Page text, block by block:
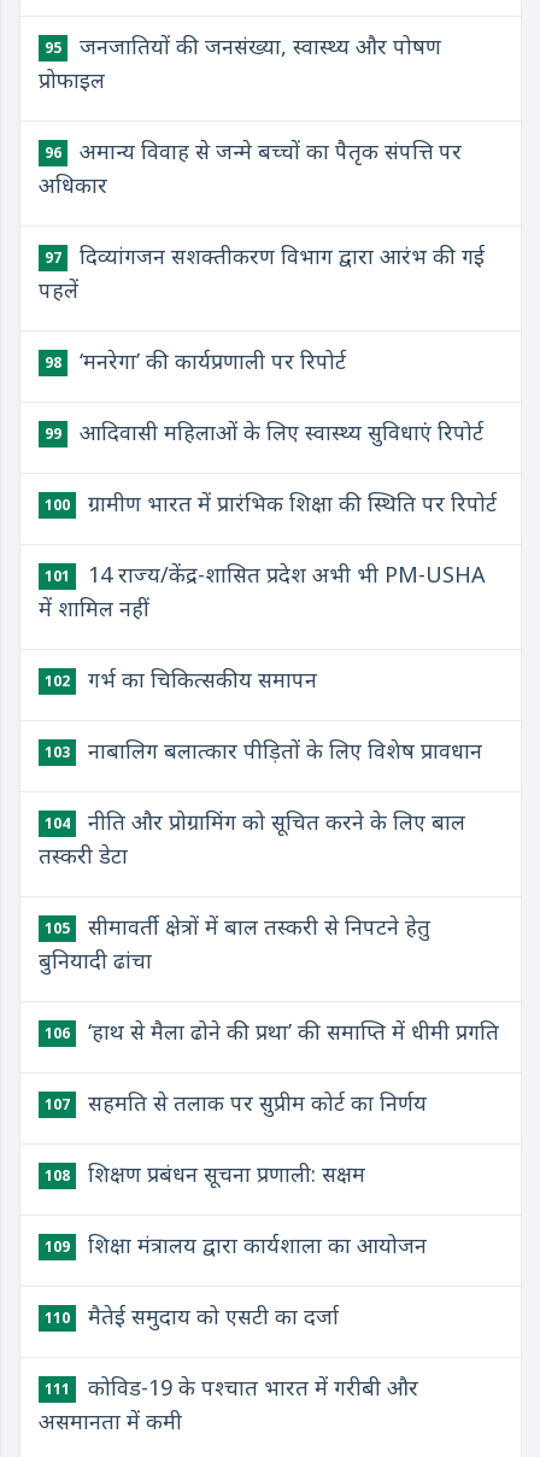
95
जनजातियों की जनसंख्या, स्वास्थ्य और पोषण
प्रोफाइल
96
अमान्य विवाह से जन्मे बच्चों का पैतृक संपत्ति पर
अधिकार
97
दिव्यांगजन सशक्तीकरण विभाग द्वारा आरंभ की गई
पहलें
98 ‘मनरेगा’ की कार्यप्रणाली पर रिपोर्ट
99 आदिवासी महिलाओं के लिए स्वास्थ्य सुविधाएं रिपोर्ट
100 ग्रामीण भारत में प्रारंभिक शिक्षा की स्थिति पर रिपोर्ट
101
14 राज्य/केंद्र-शासित प्रदेश अभी भी PM-USHA
में शामिल नहीं
102 गर्भ का चिकित्सकीय समापन
103 नाबालिग बलात्कार पीड़ितों के लिए विशेष प्रावधान
104
नीति और प्रोग्रामिंग को सूचित करने के लिए बाल
तस्करी डेटा
105
सीमावर्ती क्षेत्रों में बाल तस्करी से निपटने हेतु
बुनियादी ढांचा
106 ‘हाथ से मैला ढोने की प्रथा’ की समाप्ति में धीमी प्रगति
107 सहमति से तलाक पर सुप्रीम कोर्ट का निर्णय
108 शिक्षण प्रबंधन सूचना प्रणाली: सक्षम
109 शिक्षा मंत्रालय द्वारा कार्यशाला का आयोजन
110 मैतेई समुदाय को एसटी का दर्जा
111
कोविड-19 के पश्चात भारत में गरीबी और
असमानता में कमी